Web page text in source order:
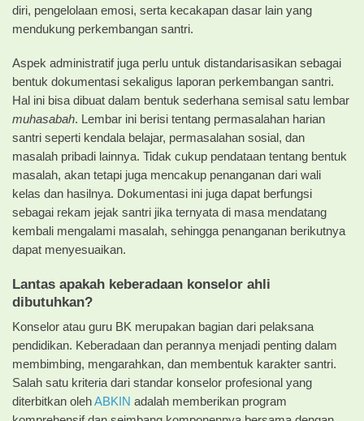
diri, pengelolaan emosi, serta kecakapan dasar lain yang
mendukung perkembangan santri.
Aspek administratif juga perlu untuk distandarisasikan sebagai
bentuk dokumentasi sekaligus laporan perkembangan santri.
Hal ini bisa dibuat dalam bentuk sederhana semisal satu lembar
muhasabah. Lembar ini berisi tentang permasalahan harian
santri seperti kendala belajar, permasalahan sosial, dan
masalah pribadi lainnya. Tidak cukup pendataan tentang bentuk
masalah, akan tetapi juga mencakup penanganan dari wali
kelas dan hasilnya. Dokumentasi ini juga dapat berfungsi
sebagai rekam jejak santri jika ternyata di masa mendatang
kembali mengalami masalah, sehingga penanganan berikutnya
dapat menyesuaikan.
Lantas apakah keberadaan konselor ahli
dibutuhkan?
Konselor atau guru BK merupakan bagian dari pelaksana
pendidikan. Keberadaan dan perannya menjadi penting dalam
membimbing, mengarahkan, dan membentuk karakter santri.
Salah satu kriteria dari standar konselor profesional yang
diterbitkan olehABKIN adalah memberikan program